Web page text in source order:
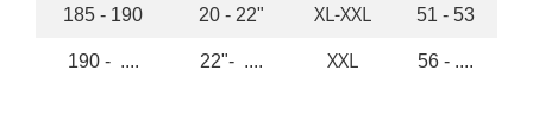
Za conectare rapidă
Manete Schimbător, Frâna, Combo
185 - 190 20 - 22" XL-XXL 51 - 53
190 - .... 22"- .... XXL 56 - ....